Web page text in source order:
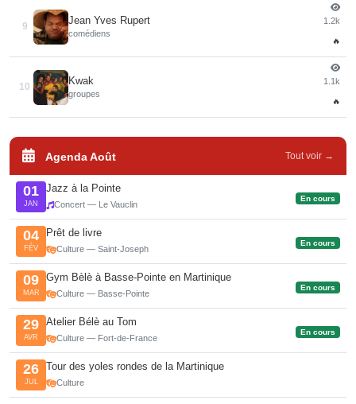
9
Jean Yves Rupert
comédiens
1.2k
🔥
10
Kwak
groupes
1.1k
🔥
Agenda Août Tout voir →
01
JAN
Jazz à la Pointe
Concert — Le Vauclin
En cours
04
FÉV
Prêt de livre
Culture — Saint-Joseph
En cours
09
MAR
Gym Bèlè à Basse-Pointe en Martinique
Culture — Basse-Pointe
En cours
29
AVR
Atelier Bélè au Tom
Culture — Fort-de-France
En cours
26
JUL
Tour des yoles rondes de la Martinique
Culture